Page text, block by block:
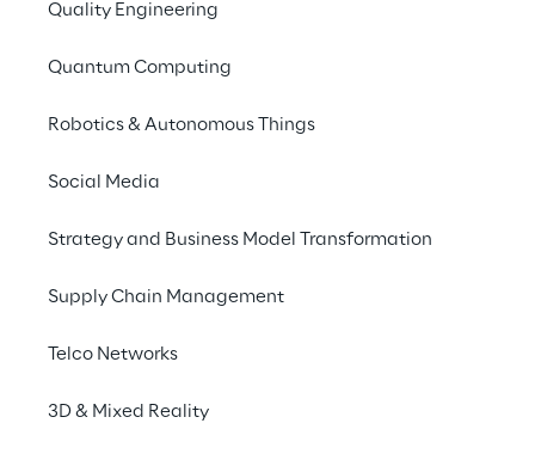
Quality Engineering
Quantum Computing
Robotics & Autonomous Things
Social Media
Strategy and Business Model Transformation
Supply Chain Management
Telco Networks
3D & Mixed Reality
analisi mirate